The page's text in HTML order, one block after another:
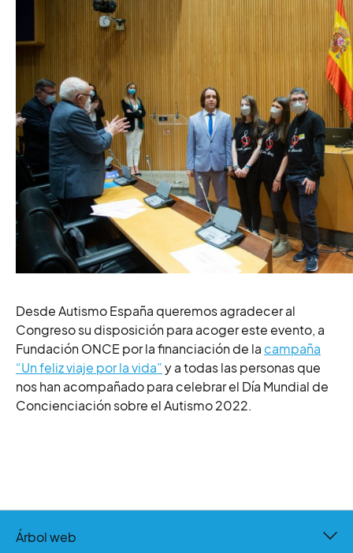
Desde Autismo España queremos agradecer al
Congreso su disposición para acoger este evento, a
Fundación ONCE por la financiación de la campaña
“Un feliz viaje por la vida”y a todas las personas que
nos han acompañado para celebrar el Día Mundial de
Concienciación sobre el Autismo 2022.
Árbol web